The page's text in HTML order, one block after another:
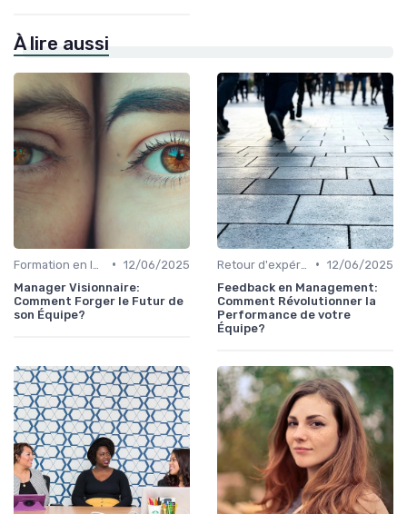
À lire aussi
• 12/06/2025
Manager Visionnaire:
Comment Forger le Futur de
son Équipe?
• 12/06/2025
Feedback en Management:
Comment Révolutionner la
Performance de votre
Équipe?